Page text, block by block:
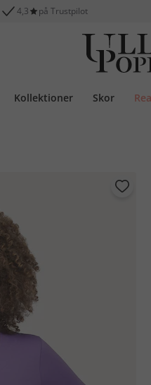
4,3 på Trustpilot
Kollektioner Skor Rea